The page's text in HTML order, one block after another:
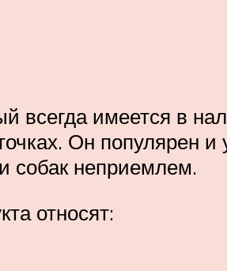
всегда имеется в
Он популярен
собак неприемлем.
относят: